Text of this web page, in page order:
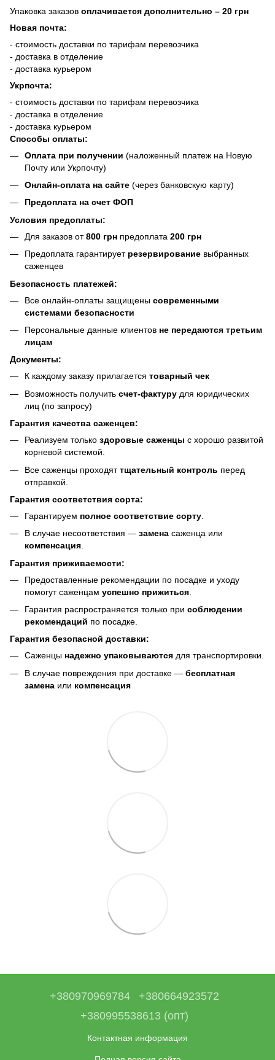
Упаковка заказов оплачивается дополнительно – 20 грн
Новая почта:
- стоимость доставки по тарифам перевозчика
- доставка в отделение
- доставка курьером
Укрпочта:
- стоимость доставки по тарифам перевозчика
- доставка в отделение
- доставка курьером
Способы оплаты:
Оплата при получении (наложенный платеж на Новую
Почту или Укрпочту)
Онлайн-оплата на сайте (через банковскую карту)
Предоплата на счет ФОП
Условия предоплаты:
Для заказов от800 грн предоплата 200 грн
Предоплата гарантирует резервирование выбранных
саженцев
Безопасность платежей:
Все онлайн-оплаты защищены современными
системами безопасности
Персональные данные клиентов не передаются третьим
лицам
Документы:
К каждому заказу прилагается товарный чек
Возможность получить счет-фактуру для юридических
лиц (по запросу)
Гарантия качества саженцев:
Реализуем только здоровые саженцы с хорошо развитой
корневой системой.
Все саженцы проходяттщательный контроль перед
отправкой.
Гарантия соответствия сорта:
Гарантируем полное соответствие сорту
В случае несоответствия — замена саженца или
компенсация.
Гарантия приживаемости:
Предоставленные рекомендации по посадке и уходу
помогут саженцам успешно прижиться
Гарантия распространяется только при соблюдении
рекомендаций по посадке.
Гарантия безопасной доставки:
Саженцы надежно упаковываются для транспортировки.
В случае повреждения при доставке — бесплатная
замена или компенсация
+380970969784
+380664923572
+380995538613 (опт)
Контактная информация